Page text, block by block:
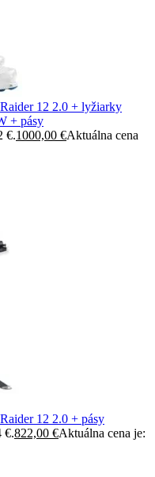
12 2.0 + lyžiarky
+ pásy
€.1000,00 €Aktuálna cena
12 2.0 + pásy
€.822,00 €Aktuálna cena je: